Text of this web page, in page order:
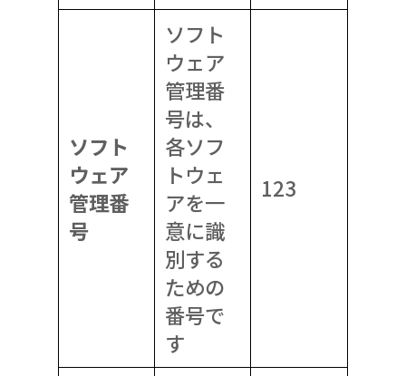
ソフト
ウェア
管理番
号
ソフト
ウェア
管理番
号は、
各ソフ
トウェ
アを一
意に識
別する
ための
番号で
す
123